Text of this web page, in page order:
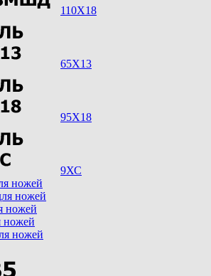
110Х18
65Х13
95Х18
9ХС
ножей
ножей
ножей
ножей
ножей